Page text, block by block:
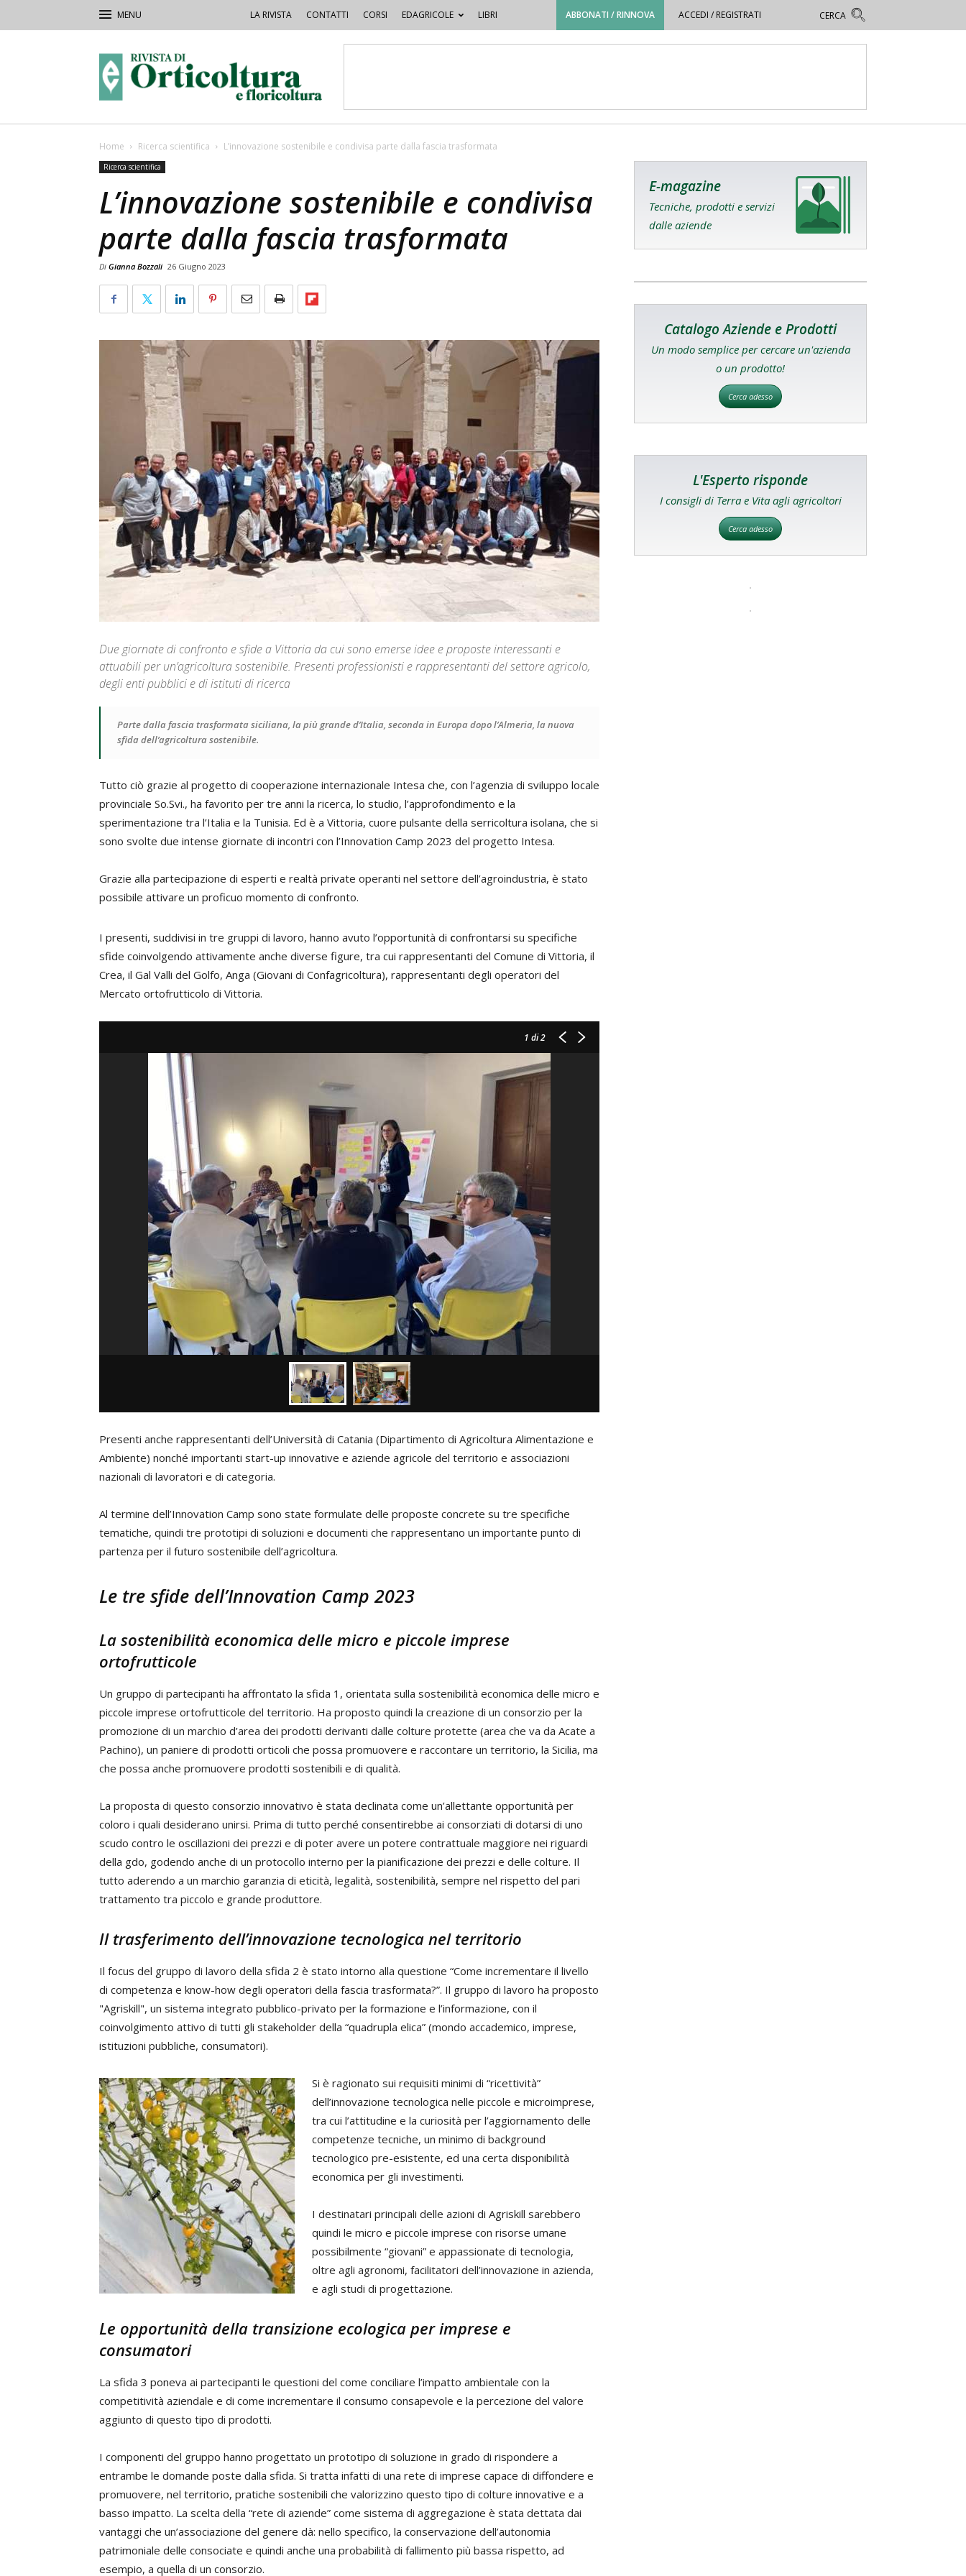
LA RIVISTA CONTATTI CORSI EDAGRICOLE LIBRI ABBONATI / RINNOVA ACCEDI / REGISTRATI
Orticoltura
Home Ricerca scientifica L’innovazione sostenibile e condivisa parte dalla fascia trasformata
Ricerca scientifica
L’innovazione sostenibile e condivisa
parte dalla fascia trasformata
Di Gianna Bozzali 26 Giugno 2023
Due giornate di confronto e sfide a Vittoria da cui sono emerse idee e proposte interessanti e
attuabili per un’agricoltura sostenibile. Presenti professionisti e rappresentanti del settore agricolo,
degli enti pubblici e di istituti di ricerca
Parte dalla fascia trasformata siciliana, la più grande d’Italia, seconda in Europa dopo l’Almeria, la nuova
sfida dell’agricoltura sostenibile.
Tutto ciò grazie al progetto di cooperazione internazionale Intesa che, con l’agenzia di sviluppo locale
provinciale So.Svi., ha favorito per tre anni la ricerca, lo studio, l’approfondimento e la
sperimentazione tra l’Italia e la Tunisia. Ed è a Vittoria, cuore pulsante della serricoltura isolana, che si
sono svolte due intense giornate di incontri con l’Innovation Camp 2023 del progetto Intesa.
Grazie alla partecipazione di esperti e realtà private operanti nel settore dell’agroindustria, è stato
possibile attivare un proficuo momento di confronto.
I presenti, suddivisi in tre gruppi di lavoro, hanno avuto l’opportunità di confrontarsi su specifiche
sfide coinvolgendo attivamente anche diverse figure, tra cui rappresentanti del Comune di Vittoria, il
Crea, il Gal Valli del Golfo, Anga (Giovani di Confagricoltura), rappresentanti degli operatori del
Mercato ortofrutticolo di Vittoria.
1 di 2
Presenti anche rappresentanti dell’Università di Catania (Dipartimento di Agricoltura Alimentazione e
Ambiente) nonché importanti start-up innovative e aziende agricole del territorio e associazioni
nazionali di lavoratori e di categoria.
Al termine dell’Innovation Camp sono state formulate delle proposte concrete su tre specifiche
tematiche, quindi tre prototipi di soluzioni e documenti che rappresentano un importante punto di
partenza per il futuro sostenibile dell’agricoltura.
Le tre sfide dell’Innovation Camp 2023
La sostenibilità economica delle micro e piccole imprese
ortofrutticole
Un gruppo di partecipanti ha affrontato la sfida 1, orientata sulla sostenibilità economica delle micro e
piccole imprese ortofrutticole del territorio. Ha proposto quindi la creazione di un consorzio per la
promozione di un marchio d’area dei prodotti derivanti dalle colture protette (area che va da Acate a
Pachino), un paniere di prodotti orticoli che possa promuovere e raccontare un territorio, la Sicilia, ma
che possa anche promuovere prodotti sostenibili e di qualità.
La proposta di questo consorzio innovativo è stata declinata come un’allettante opportunità per
coloro i quali desiderano unirsi. Prima di tutto perché consentirebbe ai consorziati di dotarsi di uno
scudo contro le oscillazioni dei prezzi e di poter avere un potere contrattuale maggiore nei riguardi
della gdo, godendo anche di un protocollo interno per la pianificazione dei prezzi e delle colture. Il
tutto aderendo a un marchio garanzia di eticità, legalità, sostenibilità, sempre nel rispetto del pari
trattamento tra piccolo e grande produttore.
Il trasferimento dell’innovazione tecnologica nel territorio
Il focus del gruppo di lavoro della sfida 2 è stato intorno alla questione “Come incrementare il livello
di competenza e know-how degli operatori della fascia trasformata?”. Il gruppo di lavoro ha proposto
"Agriskill", un sistema integrato pubblico-privato per la formazione e l’informazione, con il
coinvolgimento attivo di tutti gli stakeholder della “quadrupla elica” (mondo accademico, imprese,
istituzioni pubbliche, consumatori).
Si è ragionato sui requisiti minimi di “ricettività”
dell’innovazione tecnologica nelle piccole e microimprese,
tra cui l’attitudine e la curiosità per l’aggiornamento delle
competenze tecniche, un minimo di background
tecnologico pre-esistente, ed una certa disponibilità
economica per gli investimenti.
I destinatari principali delle azioni di Agriskill sarebbero
quindi le micro e piccole imprese con risorse umane
possibilmente “giovani” e appassionate di tecnologia,
oltre agli agronomi, facilitatori dell’innovazione in azienda,
e agli studi di progettazione.
Le opportunità della transizione ecologica per imprese e
consumatori
La sfida 3 poneva ai partecipanti le questioni del come conciliare l’impatto ambientale con la
competitività aziendale e di come incrementare il consumo consapevole e la percezione del valore
aggiunto di questo tipo di prodotti.
I componenti del gruppo hanno progettato un prototipo di soluzione in grado di rispondere a
entrambe le domande poste dalla sfida. Si tratta infatti di una rete di imprese capace di diffondere e
promuovere, nel territorio, pratiche sostenibili che valorizzino questo tipo di colture innovative e a
basso impatto. La scelta della “rete di aziende” come sistema di aggregazione è stata dettata dai
vantaggi che un’associazione del genere dà: nello specifico, la conservazione dell’autonomia
patrimoniale delle consociate e quindi anche una probabilità di fallimento più bassa rispetto, ad
esempio, a quella di un consorzio.
E-magazine
Tecniche, prodotti e servizi
dalle aziende
Catalogo Aziende e Prodotti
Un modo semplice per cercare un'azienda
o un prodotto!
Cerca adesso
L'Esperto risponde
I consigli di Terra e Vita agli agricoltori
Cerca adesso